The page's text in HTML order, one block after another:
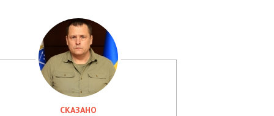
СКАЗАНО